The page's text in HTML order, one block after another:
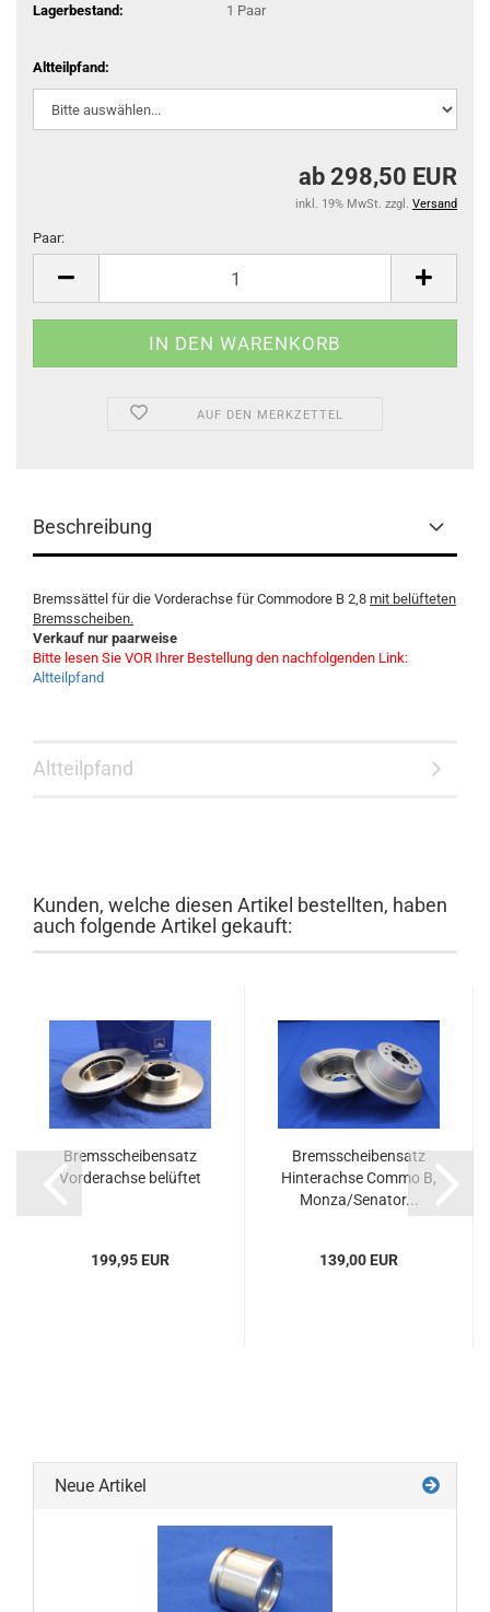
Lagerbestand: 1 Paar
Altteilpfand:
ab 298,50 EUR
inkl. 19% MwSt. zzgl. Versand
Paar:
AUF DEN MERKZETTEL
Beschreibung
Bremssättel für die Vorderachse für Commodore B 2,8 mit belüfteten
Bremsscheiben.
Verkauf nur paarweise
Bitte lesen Sie VOR Ihrer Bestellung den nachfolgenden Link:
Altteilpfand
Altteilpfand
Kunden, welche diesen Artikel bestellten, haben
auch folgende Artikel gekauft:
Bremsscheibensatz
Vorderachse belüftet
199,95 EUR
Bremsscheibensatz
Hinterachse Commo B,
Monza/Senator...
139,00 EUR
Neue Artikel